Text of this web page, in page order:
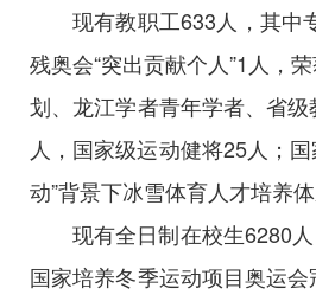
现有教职工633人，其中
残奥会“突出贡献个人”1人，
划、龙江学者青年学者、省
人，国家级运动健将25人；
动”背景下冰雪体育人才培养
现有全日制在校生6280
国家培养冬季运动项目奥运会